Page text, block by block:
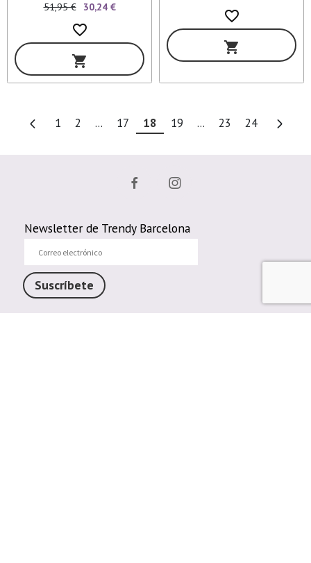
51,95 € 30,24 €
favorite_border
shopping_cart
favorite_border
shopping_cart
1 2 ... 17 18 19 ... 23 24
Newsletter de Trendy Barcelona
electrónico
Suscríbete